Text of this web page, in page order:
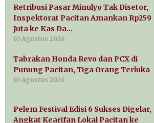
Retribusi Pasar Minulyo Tak Disetor,
Inspektorat Pacitan Amankan Rp259
Juta ke Kas Da…
10 Agustus 2026
Tabrakan Honda Revo dan PCX di
Punung Pacitan, Tiga Orang Terluka
10 Agustus 2026
Pelem Festival Edisi 6 Sukses Digelar,
Angkat Kearifan Lokal Pacitan ke